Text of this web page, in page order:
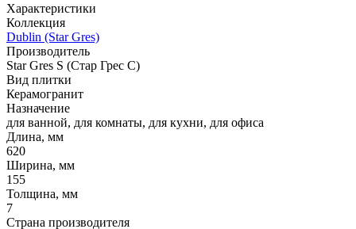
Характеристики
Коллекция
Dublin (Star Gres)
Производитель
Star Gres S (Стар Грес С)
Вид плитки
Керамогранит
Назначение
для ванной, для комнаты, для кухни, для офиса
Длина, мм
620
Ширина, мм
155
Толщина, мм
7
Страна производителя